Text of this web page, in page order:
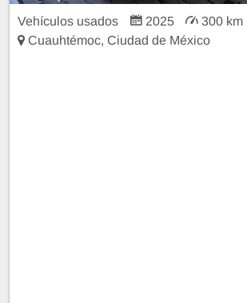
Vehículos usados 2025 300 km
Cuauhtémoc, Ciudad de México